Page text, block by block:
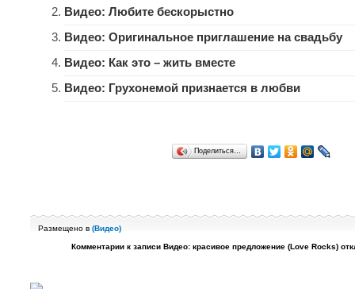
Видео: Любите бескорыстно
Видео: Оригинальное приглашение на свадьбу
Видео: Как это – жить вместе
Видео: Грухонемой признается в любви
Поделиться…
Размещено в (Видео)
Комментарии к записи Видео: красивое предложение (Love Rocks)